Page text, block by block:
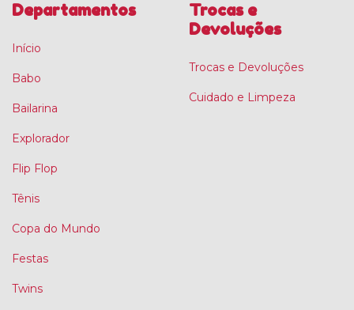
Departamentos
Início
Babo
Bailarina
Explorador
Flip Flop
Tênis
Copa do Mundo
Festas
Twins
Trocas e
Devoluções
Trocas e Devoluções
Cuidado e Limpeza